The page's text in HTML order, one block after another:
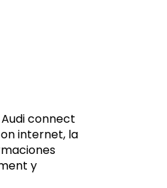
connect
internet, la
y